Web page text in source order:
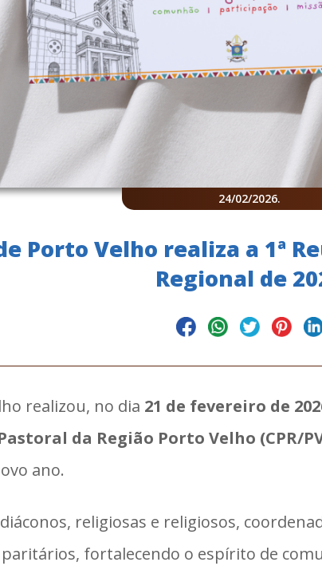
24/02/2026.
Porto Velho realiza a 1ª
Regional de
realizou, no dia 21 de fevereiro de
da Região Porto Velho (CPR/
ano.
religiosas e religiosos,
fortalecendo o espírito de